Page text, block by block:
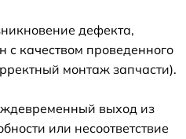
дефекта,
качеством проведенного
монтаж запчасти).
выход из
или несоответствие